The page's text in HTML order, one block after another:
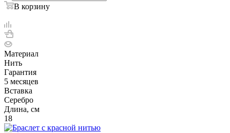
В корзину
Материал
Нить
Гарантия
5 месяцев
Вставка
Серебро
Длина, см
18